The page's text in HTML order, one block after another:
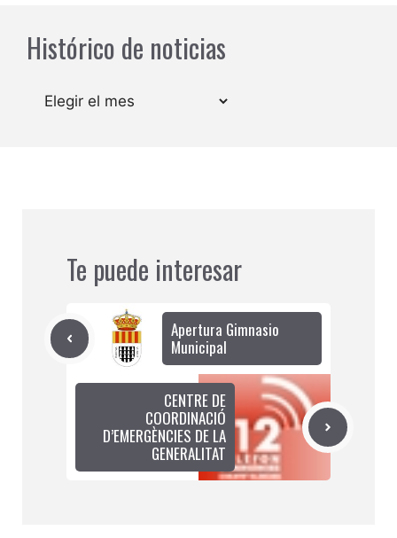
Histórico de noticias
Archivos
Te puede interesar
Apertura Gimnasio
Municipal
CENTRE DE
COORDINACIÓ
D’EMERGÈNCIES DE LA
GENERALITAT